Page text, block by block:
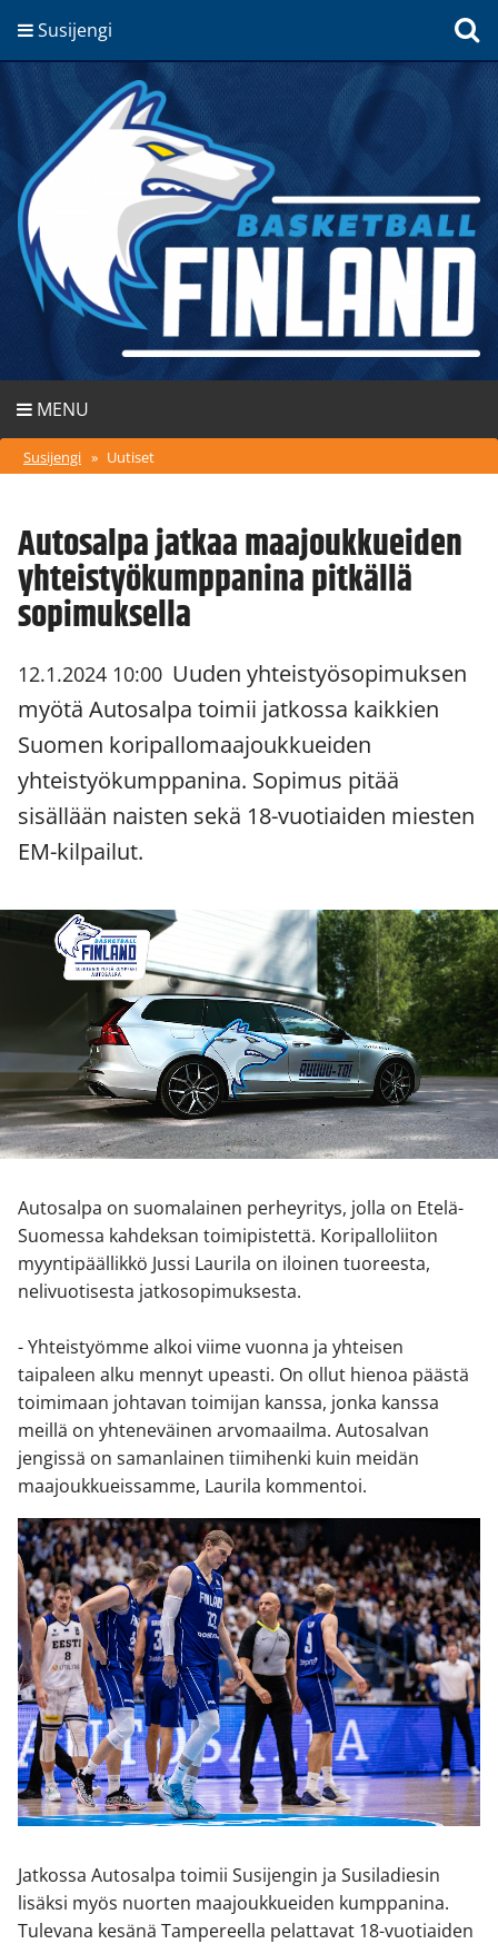
Susijengi
MENU
Susijengi » Uutiset
Autosalpa jatkaa maajoukkueiden
yhteistyökumppanina pitkällä
sopimuksella
12.1.2024 10:00 Uuden yhteistyösopimuksen
myötä Autosalpa toimii jatkossa kaikkien
Suomen koripallomaajoukkueiden
yhteistyökumppanina. Sopimus pitää
sisällään naisten sekä 18-vuotiaiden miesten
EM-kilpailut.
Autosalpa on suomalainen perheyritys, jolla on Etelä-
Suomessa kahdeksan toimipistettä. Koripalloliiton
myyntipäällikkö Jussi Laurila on iloinen tuoreesta,
nelivuotisesta jatkosopimuksesta.
- Yhteistyömme alkoi viime vuonna ja yhteisen
taipaleen alku mennyt upeasti. On ollut hienoa päästä
toimimaan johtavan toimijan kanssa, jonka kanssa
meillä on yhteneväinen arvomaailma. Autosalvan
jengissä on samanlainen tiimihenki kuin meidän
maajoukkueissamme, Laurila kommentoi.
Jatkossa Autosalpa toimii Susijengin ja Susiladiesin
lisäksi myös nuorten maajoukkueiden kumppanina.
Tulevana kesänä Tampereella pelattavat 18-vuotiaiden